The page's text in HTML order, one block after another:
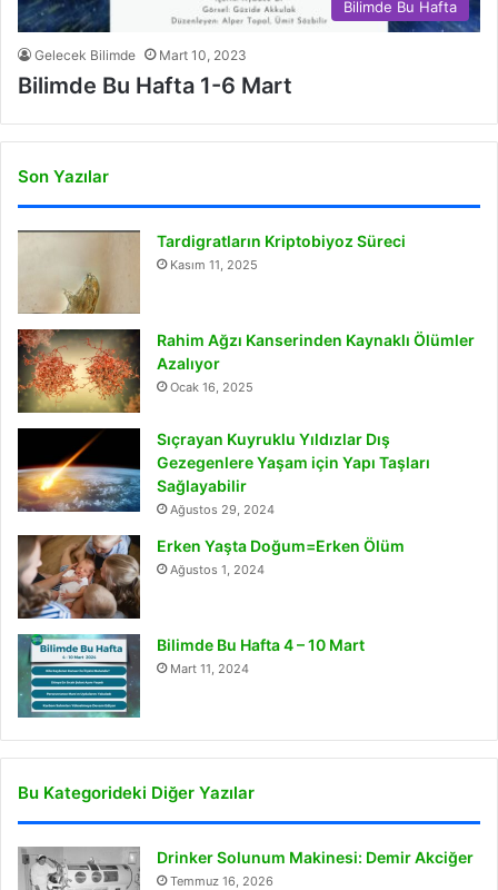
Bilimde Bu Hafta
Gelecek Bilimde Mart 10, 2023
Bilimde Bu Hafta 1-6 Mart
Son Yazılar
Tardigratların Kriptobiyoz Süreci
Kasım 11, 2025
Rahim Ağzı Kanserinden Kaynaklı Ölümler
Azalıyor
Ocak 16, 2025
Sıçrayan Kuyruklu Yıldızlar Dış
Gezegenlere Yaşam için Yapı Taşları
Sağlayabilir
Ağustos 29, 2024
Erken Yaşta Doğum=Erken Ölüm
Ağustos 1, 2024
Bilimde Bu Hafta 4 – 10 Mart
Mart 11, 2024
Bu Kategorideki Diğer Yazılar
Drinker Solunum Makinesi: Demir Akciğer
Temmuz 16, 2026